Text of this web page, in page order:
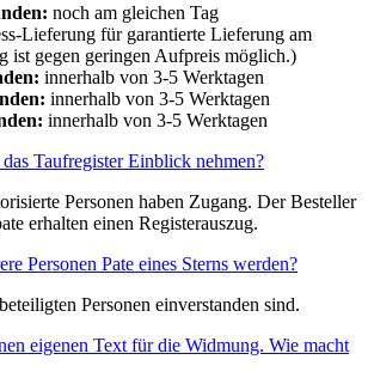
noch am gleichen Tag
Lieferung für garantierte Lieferung am
ist gegen geringen Aufpreis möglich.)
innerhalb von 3-5 Werktagen
innerhalb von 3-5 Werktagen
innerhalb von 3-5 Werktagen
Taufregister Einblick nehmen?
Personen haben Zugang. Der Besteller
erhalten einen Registerauszug.
Personen Pate eines Sterns werden?
Personen einverstanden sind.
eigenen Text für die Widmung. Wie macht